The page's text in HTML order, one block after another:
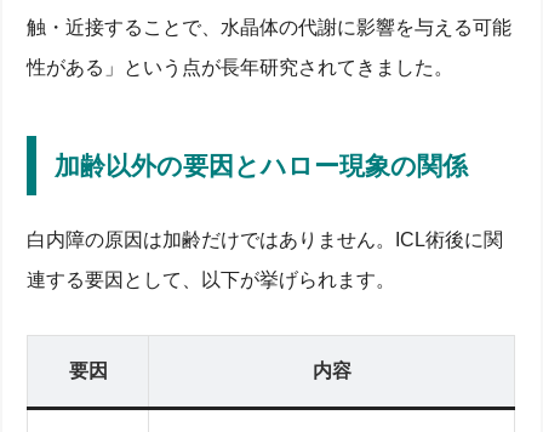
触・近接することで、水晶体の代謝に影響を与える可能
性がある」という点が長年研究されてきました。
加齢以外の要因とハロー現象の関係
白内障の原因は加齢だけではありません。ICL術後に関
連する要因として、以下が挙げられます。
要因 内容